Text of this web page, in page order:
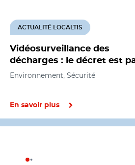
Vidéosurveillance des
décharges : le décret est
ACTUALITÉ LOCALTIS
Environnement, Sécurité
En savoir plus